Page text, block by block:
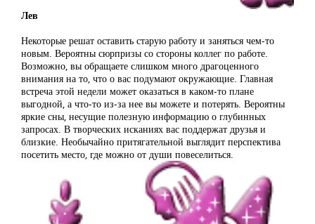
Лев
Некоторые решат оставить старую работу и заняться чем-то
новым. Вероятны сюрпризы со стороны коллег по работе.
Возможно, вы обращаете слишком много драгоценного
внимания на то, что о вас подумают окружающие. Главная
встреча этой недели может оказаться в каком-то плане
выгодной, а что-то из-за нее вы можете и потерять. Вероятны
яркие сны, несущие полезную информацию о глубинных
запросах. В творческих исканиях вас поддержат друзья и
близкие. Необычайно притягательной выглядит перспектива
посетить место, где можно от души повеселиться.